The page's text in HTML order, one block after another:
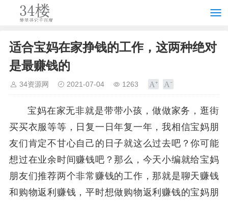
适合宝妈在家挣钱的工作，这两种绝对
是最赚钱的
34资源网 2021-07-04 1263
宝妈在家无非就是带带小孩，做做家务，逛街
买买衣服等等，日复一日年复一年，我相信宝妈朋
友们肯定不甘心自己的日子就这么过去吧？你可能
想过在业余时间赚钱吧？那么，今天小编就给宝妈
朋友们推荐两个非常赚钱的工作，那就是聊天赚钱
和购物返利赚钱，平时想做购物返利赚钱的宝妈朋